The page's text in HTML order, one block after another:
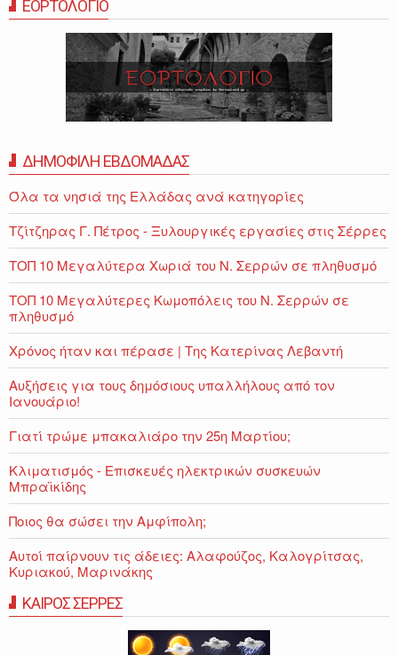
ΕΟΡΤΟΛΟΓΙΟ
ΔΗΜΟΦΙΛΗ ΕΒΔΟΜΑΔΑΣ
Όλα τα νησιά της Ελλάδας ανά κατηγορίες
Τζίτζηρας Γ. Πέτρος - Ξυλουργικές εργασίες στις Σέρρες
ΤΟΠ 10 Μεγαλύτερα Χωριά του Ν. Σερρών σε πληθυσμό
ΤΟΠ 10 Μεγαλύτερες Κωμοπόλεις του Ν. Σερρών σε
πληθυσμό
Χρόνος ήταν και πέρασε | Της Κατερίνας Λεβαντή
Αυξήσεις για τους δημόσιους υπαλλήλους από τον
Ιανουάριο!
Γιατί τρώμε μπακαλιάρο την 25η Μαρτίου;
Κλιματισμός - Επισκευές ηλεκτρικών συσκευών
Μπραϊκίδης
Ποιος θα σώσει την Αμφίπολη;
Αυτοί παίρνουν τις άδειες: Αλαφούζος, Καλογρίτσας,
Κυριακού, Μαρινάκης
ΚΑΙΡΟΣ ΣΕΡΡΕΣ